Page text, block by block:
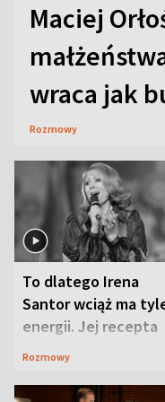
Maciej
wraca jak
Rozmowy
To dlatego Irena
Santor wciąż ma
energii. Jej recepta
jest zaskakująco
Rozmowy